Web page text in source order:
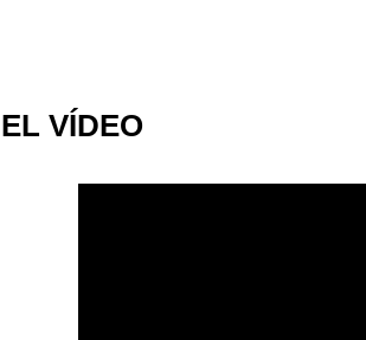
EL VÍDEO